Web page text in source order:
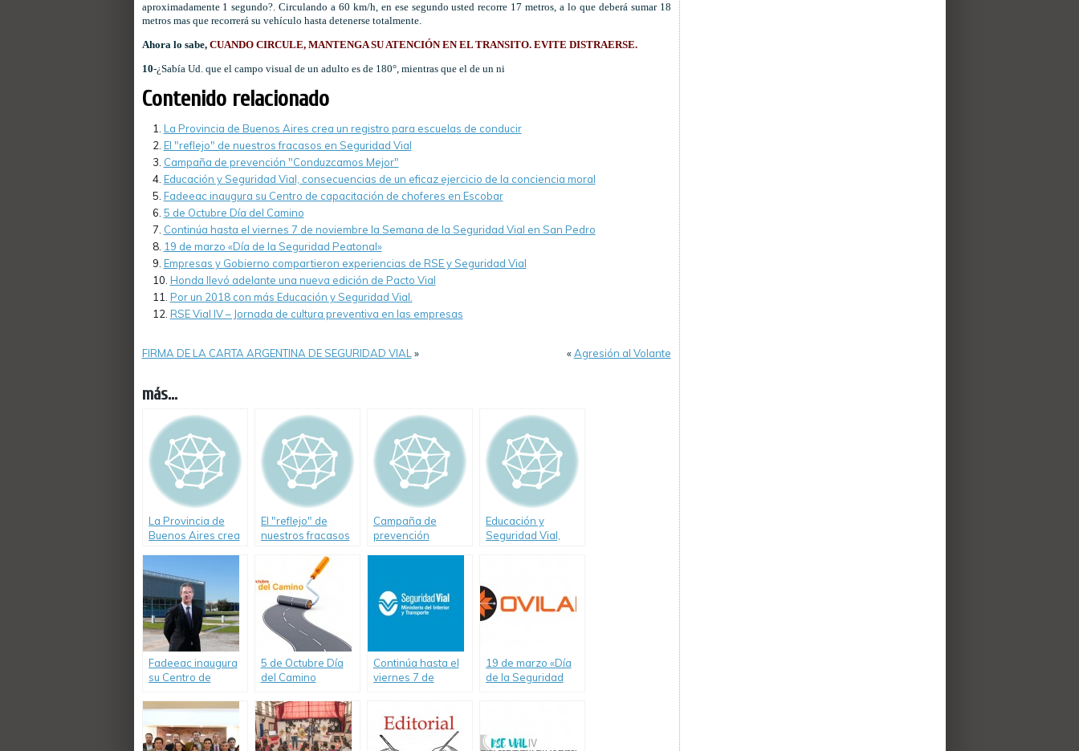
aproximadamente1 segundo?. Circulando a 60 km/h, en ese segundo usted recorre 17 metros, a lo que deberásumar 18
metros mas que recorrerásu vehículo hasta detenerse totalmente.
Ahora lo sabe, CUANDO CIRCULE, MANTENGA SU ATENCIÓN EN EL TRANSITO. EVITE DISTRAERSE.
10-¿Sabía Ud. que el campo visual de un adulto es de 180°, mientras que el de un ni
Contenido relacionado
La Provincia de Buenos Aires crea un registro para escuelas de conducir
El "reflejo" de nuestros fracasos en Seguridad Vial
Campaña de prevención "Conduzcamos Mejor"
Educación y Seguridad Vial, consecuencias de un eficaz ejercicio de la conciencia moral
Fadeeac inaugura su Centro de capacitación de choferes en Escobar
5 de Octubre Día del Camino
Continúa hasta el viernes 7 de noviembre la Semana de la Seguridad Vial en San Pedro
19 de marzo «Día de la Seguridad Peatonal»
Empresas y Gobierno compartieron experiencias de RSE y Seguridad Vial
Honda llevó adelante una nueva edición de Pacto Vial
Por un 2018 con más Educación y Seguridad Vial.
RSE Vial IV – Jornada de cultura preventiva en las empresas
FIRMA DE LA CARTA ARGENTINA DE SEGURIDAD VIAL » «Agresión al Volante
más...
La Provincia de
Buenos Aires crea
conducir
El "reflejo" de
nuestros fracasos
Campaña de
prevención
Educación y
Seguridad Vial,
moral
Fadeeac inaugura
su Centro de
choferes en
5 de Octubre Día
del Camino
Continúa hasta el
viernes 7 de
Seguridad Vial en
San Pedro
19 de marzo «Día
de la Seguridad